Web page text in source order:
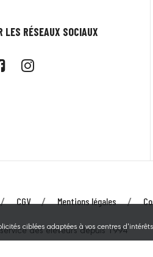
LES RÉSEAUX SOCIAUX
CGV Mentions légales
des éleveurs depuis 1994
ciblées adaptées à vos centres